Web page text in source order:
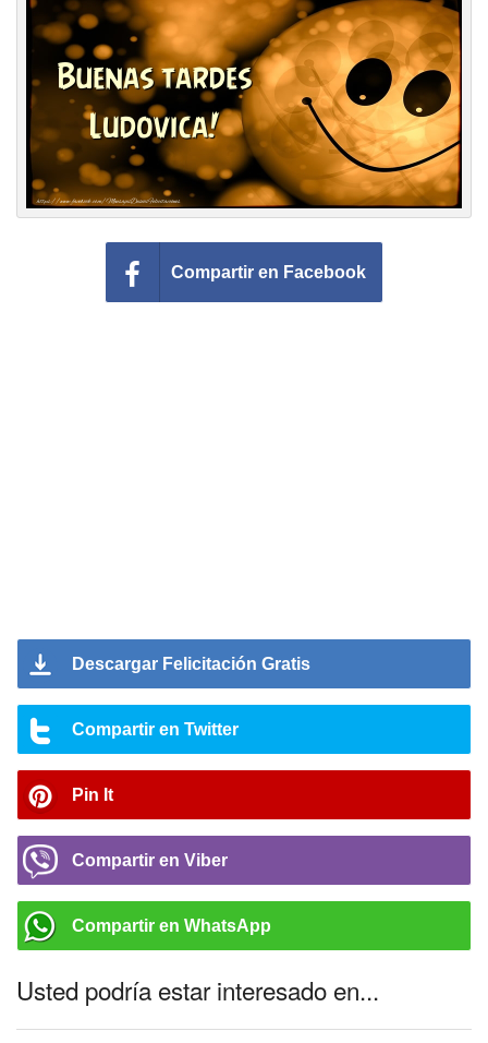
Felicitaciones días del año
Felicitaciones musicales
Entrar
Compartir en Facebook
Descargar Felicitación Gratis
Compartir en Twitter
Pin It
Compartir en Viber
Compartir en WhatsApp
Usted podría estar interesado en...